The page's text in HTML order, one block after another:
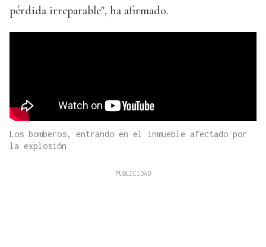
pérdida irreparable", ha afirmado.
Los bomberos, entrando en el inmueble afectado por
la explosión